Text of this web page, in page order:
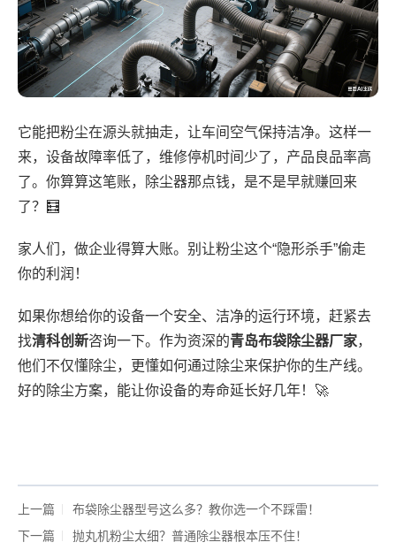
它能把粉尘在源头就抽走，让车间空气保持洁净。这样一
来，设备故障率低了，维修停机时间少了，产品良品率高
了。你算算这笔账，除尘器那点钱，是不是早就赚回来
了？🧮
家人们，做企业得算大账。别让粉尘这个“隐形杀手”偷走
你的利润！
如果你想给你的设备一个安全、洁净的运行环境，赶紧去
找清科创新咨询一下。作为资深的青岛布袋除尘器厂家，
他们不仅懂除尘，更懂如何通过除尘来保护你的生产线。
好的除尘方案，能让你设备的寿命延长好几年！🚀
上一篇
布袋除尘器型号这么多？教你选一个不踩雷！
下一篇
抛丸机粉尘太细？普通除尘器根本压不住！